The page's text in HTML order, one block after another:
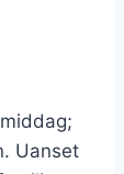
Uanset